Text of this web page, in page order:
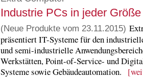
Industrie PCs in jeder Größe
(Neue Produkte vom 23.11.2015)
präsentiert IT-Systeme für den
und semi-industrielle
Werkstätten, Point-of-Service- und
Systeme sowie Gebäudeautomation.